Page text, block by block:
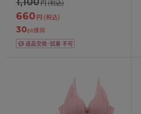
円(税込)
660円 (税込)
30pt獲得